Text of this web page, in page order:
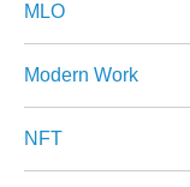
MLO
Modern Work
NFT